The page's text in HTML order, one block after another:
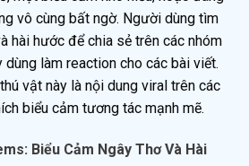
vô cùng bất ngờ. Người dùng tìm
hài hước để chia sẻ trên các nhóm
dùng làm reaction cho các bài viết.
vật này là nội dung viral trên các
biểu cảm tương tác mạnh mẽ.
Biểu Cảm Ngây Thơ Và Hài